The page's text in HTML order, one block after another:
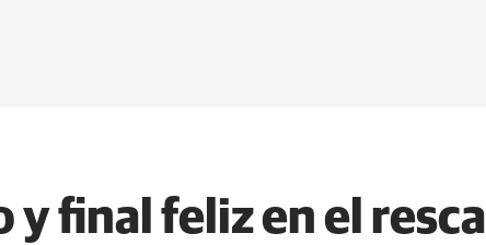
y final feliz en el